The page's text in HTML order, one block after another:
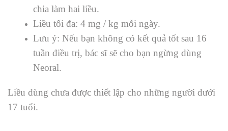
chia làm hai liều.
Liều tối đa: 4 mg / kg mỗi ngày.
Lưu ý: Nếu bạn không có kết quả tốt sau 16
tuần điều trị, bác sĩ sẽ cho bạn ngừng dùng
Neoral.
Liều dùng chưa được thiết lập cho những người dưới
17 tuổi.